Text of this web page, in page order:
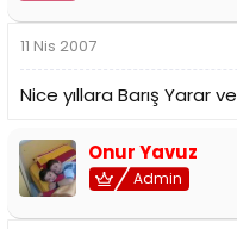
11 Nis 2007
Nice yıllara Barış Yarar
Onur Yavuz
Admin